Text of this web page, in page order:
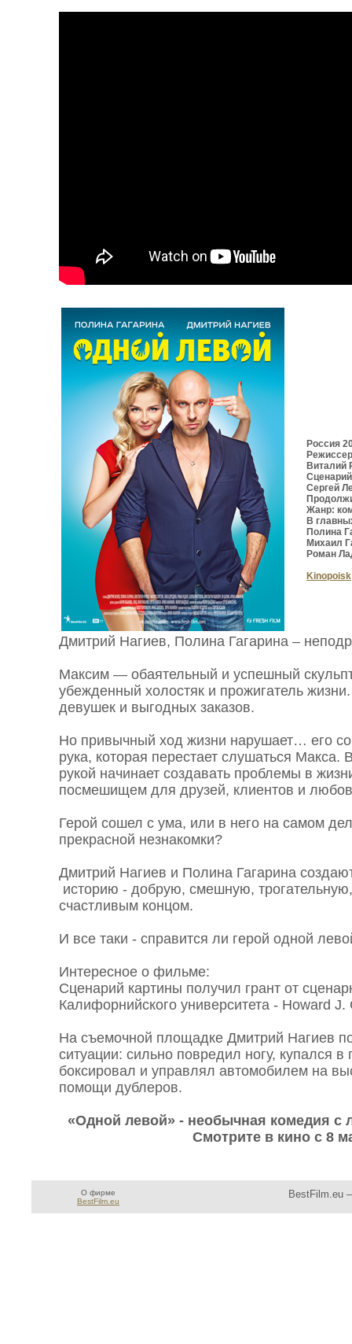
Россия
Виталий
Сергей
Жанр:
В
Полина
Михаил
Роман
Kinopoisk
Дмитрий Нагиев, Полина Гагарина –
Максим — обаятельный и успешный
убежденный холостяк и прожигатель
девушек и выгодных заказов.
Но привычный ход жизни нарушает… его
рука, которая перестает слушаться Макса.
рукой начинает создавать проблемы в
посмешищем для друзей, клиентов и
Герой сошел с ума, или в него на самом
прекрасной незнакомки?
Дмитрий Нагиев и Полина Гагарина
историю - добрую, смешную,
счастливым концом.
И все таки - справится ли герой одной
Интересное о фильме:
Сценарий картины получил грант от
Калифорнийского университета - Howard J.
На съемочной площадке Дмитрий Нагиев
ситуации: сильно повредил ногу, купался
боксировал и управлял автомобилем на
помощи дублеров.
«Одной левой» - необычная комедия
Смотрите в кино с 8
О фирме
BestFilm.eu
BestFilm.eu